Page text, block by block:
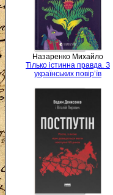
Назаренко Михайло
Тілько істинна правда. З
українських повір’їв